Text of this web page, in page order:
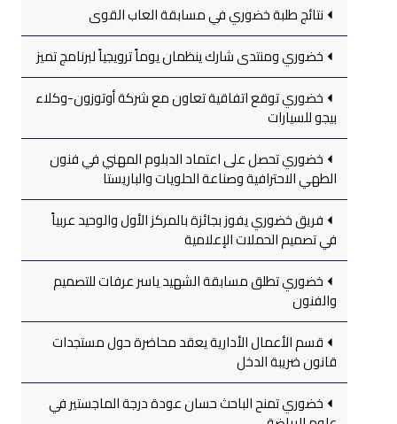
نتائج طلبة خضوري في مسابقة العاب القوى
خضوري ومنتدى شارك ينظمان يوماً ترويجياً لبرنامج تميز
خضوري توقع اتفاقية تعاون مع شركة أوتوزون-وكلاء
بيجو للسيارات
خضوري تحصل على اعتماد الدبلوم المهني في فنون
الطهي الاحترافية وصناعة الحلويات والباريستا
فريق خضوري يفوز بجائزة بالمركز الأول والوحيد عربياً
في تصميم الحملات الإعلامية
خضوري تطلق مسابقة الشهيد ياسر عرفات للتصميم
والفنون
قسم الأعمال الأدارية يعقد محاضرة حول مستجدات
قانون ضريبة الدخل
خضوري تمنح الباحث حسان عودة درجة الماجستير في